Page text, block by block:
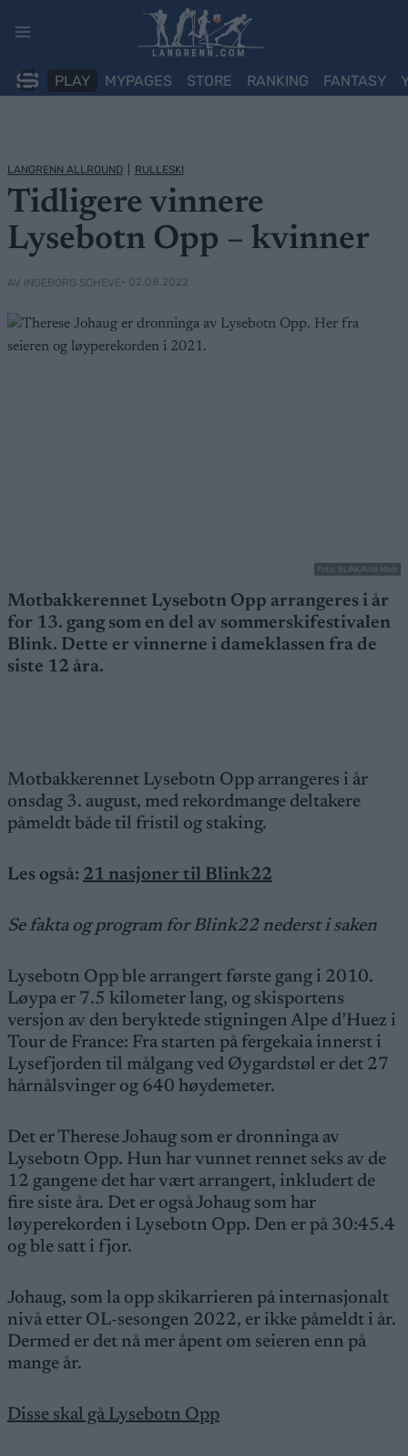
PLAY MYPAGES STORE RANKING FANTASY
LANGRENN ALLROUND RULLESKI
Tidligere vinnere
Lysebotn Opp – kvinner
AV INGEBORG SCHEVE• 02.08.2022
Foto: BLINK/Atle Mork
Motbakkerennet Lysebotn Opp arrangeres i år
for 13. gang som en del av sommerskifestivalen
Blink. Dette er vinnerne i dameklassen fra de
siste 12 åra.
Motbakkerennet Lysebotn Opp arrangeres i år
onsdag 3. august, med rekordmange deltakere
påmeldt både til fristil og staking.
Les også: 21 nasjoner til Blink22
Se fakta og program for Blink22 nederst i saken
Lysebotn Opp ble arrangert første gang i 2010.
Løypa er 7.5 kilometer lang, og skisportens
versjon av den beryktede stigningen Alpe d’Huez i
Tour de France: Fra starten på fergekaia innerst i
Lysefjorden til målgang ved Øygardstøl er det 27
hårnålsvinger og 640 høydemeter.
Det er Therese Johaug som er dronninga av
Lysebotn Opp. Hun har vunnet rennet seks av de
12 gangene det har vært arrangert, inkludert de
fire siste åra. Det er også Johaug som har
løyperekorden i Lysebotn Opp. Den er på 30:45.4
og ble satt i fjor.
Johaug, som la opp skikarrieren på internasjonalt
nivå etter OL-sesongen 2022, er ikke påmeldt i år.
Dermed er det nå mer åpent om seieren enn på
mange år.
Disse skal gå Lysebotn Opp